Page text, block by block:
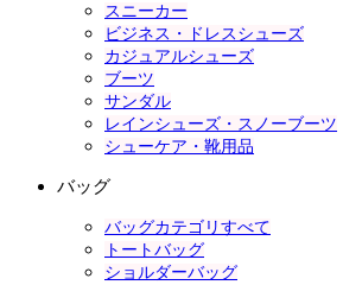
スニーカー
ビジネス・ドレスシューズ
カジュアルシューズ
ブーツ
サンダル
レインシューズ・スノーブーツ
シューケア・靴用品
バッグ
バッグカテゴリすべて
トートバッグ
ショルダーバッグ